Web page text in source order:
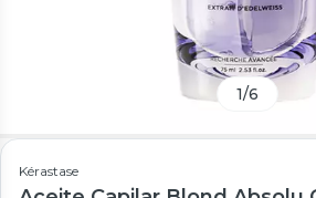
1/6
Kérastase